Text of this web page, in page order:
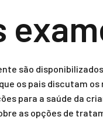
são
os pais discutam
para a saúde da
as opções de